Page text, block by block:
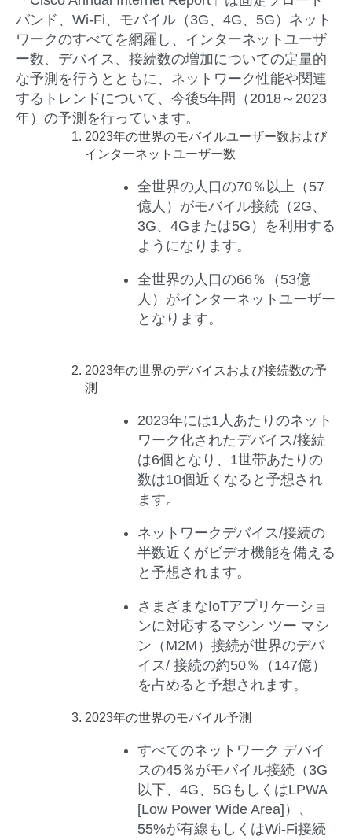
バンド、Wi-Fi、モバイル（3G、4G、5G）ネット
ワークのすべてを網羅し、インターネットユーザ
ー数、デバイス、接続数の増加についての定量的
な予測を行うとともに、ネットワーク性能や関連
するトレンドについて、今後5年間（2018～2023
年）の予測を行っています。
2023年の世界のモバイルユーザー数および
インターネットユーザー数
全世界の人口の70％以上（57
億人）がモバイル接続（2G、
3G、4Gまたは5G）を利用する
ようになります。
全世界の人口の66％（53億
人）がインターネットユーザー
となります。
2023年の世界のデバイスおよび接続数の予
測
2023年には1人あたりのネット
ワーク化されたデバイス/接続
は6個となり、1世帯あたりの
数は10個近くなると予想され
ます。
ネットワークデバイス/接続の
半数近くがビデオ機能を備える
と予想されます。
さまざまなIoTアプリケーショ
ンに対応するマシン ツー マシ
ン（M2M）接続が世界のデバ
イス/ 接続の約50％（147億）
を占めると予想されます。
2023年の世界のモバイル予測
すべてのネットワーク デバイ
スの45％がモバイル接続（3G
以下、4G、5GもしくはLPWA
[Low Power Wide Area]）、
55%が有線もしくはWi-Fi接続